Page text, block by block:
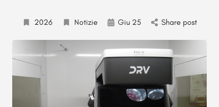
2026 Notizie Giu 25 Share post